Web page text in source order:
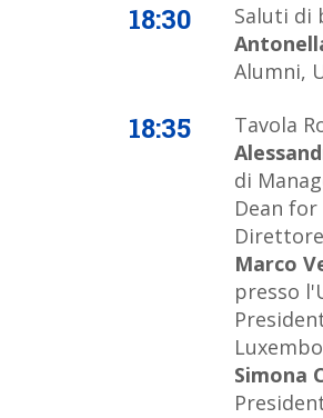
18:30
Saluti di
Alumni,
18:35
Tavola
di
Dean
Marco
presso
Simona